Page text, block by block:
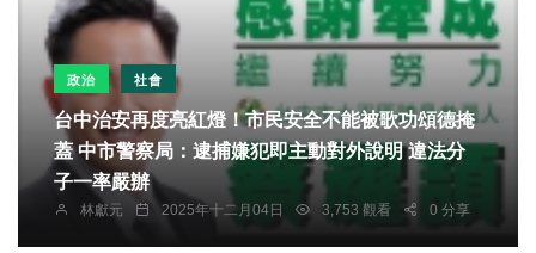
政治 社會
台中治安再度亮紅燈！市民安全不能被歌功頌德掩
蓋 中市警察局：逮捕嫌犯即主動對外說明 違法分
子一率嚴辦
林獻元 2025年十二月04日 3,753 觀看 0 分享